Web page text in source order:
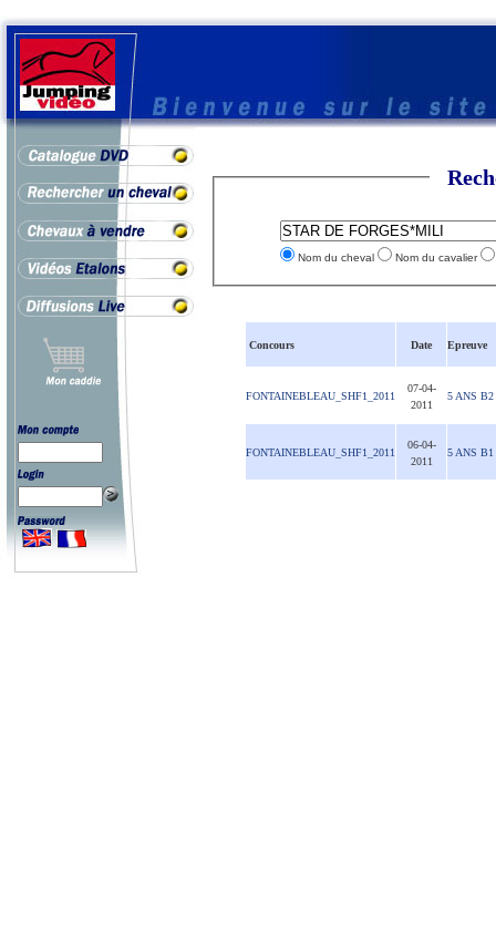
Nom du cheval Nom du cavalier
Concours Date Epreuve
FONTAINEBLEAU_SHF1_2011
07-04-
2011
5 ANS B2
FONTAINEBLEAU_SHF1_2011
06-04-
2011
5 ANS B1